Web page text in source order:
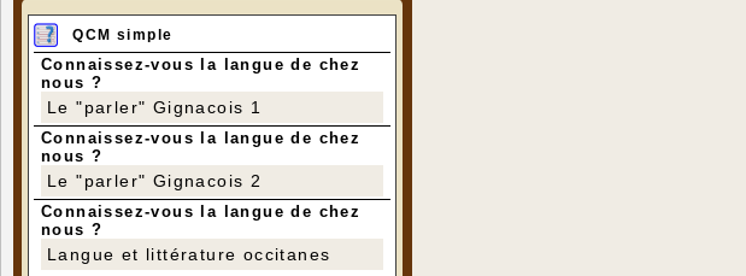
QCM simple
Connaissez-vous la langue de chez
nous ?
Le "parler" Gignacois 1
Connaissez-vous la langue de chez
nous ?
Le "parler" Gignacois 2
Connaissez-vous la langue de chez
nous ?
Langue et littérature occitanes